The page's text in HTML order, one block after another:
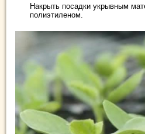
Накрыть посадки укрывным
полиэтиленом.